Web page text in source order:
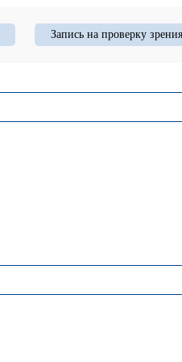
Запись на проверку зрения